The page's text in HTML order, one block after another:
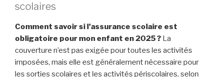
scolaires
Comment savoir si l’assurance scolaire est
obligatoire pour mon enfant en 2025 ? La
couverture n’est pas exigée pour toutes les activités
imposées, mais elle est généralement nécessaire pour
les sorties scolaires et les activités périscolaires, selon